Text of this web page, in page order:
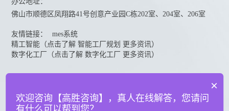
佛山市顺德区凤翔路41号创意产业园C栋202室、204室、206室
友情链接：
mes系统
精工智能（点击了解 智能工厂规划 更多资讯）
数字化工厂（点击了解 数字化工厂 更多资讯）
×
欢迎咨询【高胜咨询】，真人在线解答，您请问